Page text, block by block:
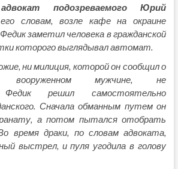
адвокат подозреваемого Юрий
словам, возле кафе на окраине
заметил человека в гражданской
которого выглядывал автомат.
ни милиция, которой он сообщил о
вооруженном мужчине, не
Федик решил самостоятельно
Сначала обманным путем он
а потом пытался отобрать
время драки, по словам адвоката,
выстрел, и пуля угодила в голову